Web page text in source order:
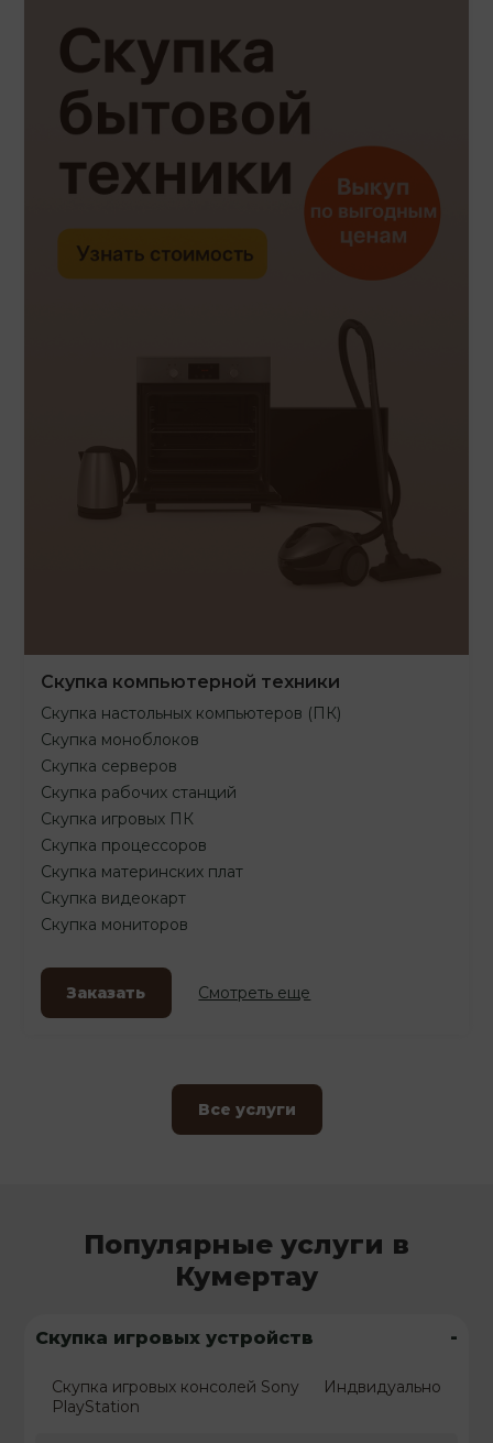
Скупка компьютерной техники
Скупка настольных компьютеров (ПК)
Скупка моноблоков
Скупка серверов
Скупка рабочих станций
Скупка игровых ПК
Скупка процессоров
Скупка материнских плат
Скупка видеокарт
Скупка мониторов
Заказать Смотреть еще
Все услуги
Популярные услуги в
Кумертау
Скупка игровых устройств -
Скупка игровых консолей Sony
PlayStation
Индвидуально